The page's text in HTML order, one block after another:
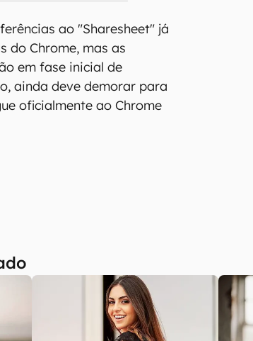
ao "Sharesheet" já
do Chrome, mas as
em fase inicial de
ainda deve demorar para
oficialmente ao Chrome